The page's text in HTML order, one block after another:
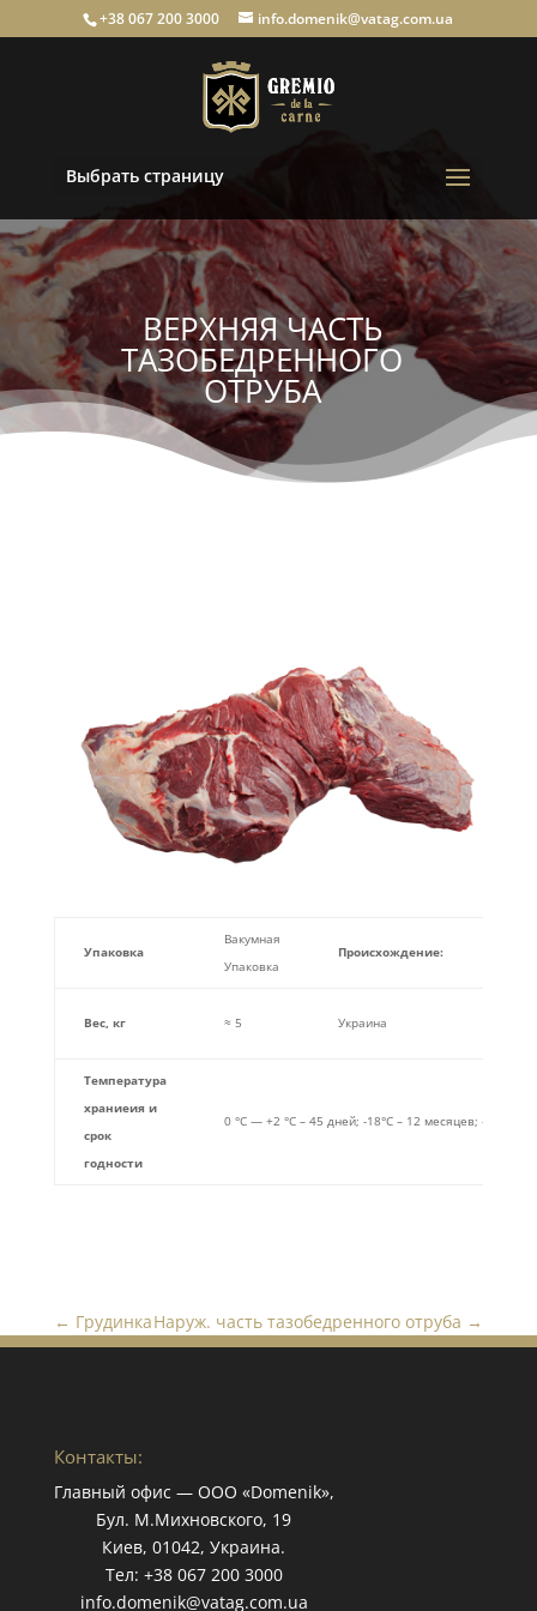
+38 067 200 3000 info.domenik@vatag.com.ua
Выбрать страницу
ВЕРХНЯЯ ЧАСТЬ
ТАЗОБЕДРЕННОГО
ОТРУБА
Упаковка
Вакумная
Упаковка
Происхождение:
Вес, кг ≈ 5 Украина
Температура
храниеия и
срок
годности
0 °C — +2 °C – 45 дней; -18°C – 12 месяцев; -25°C –
← ГрудинкаНаруж. часть тазобедренного отруба →
Контакты:
Главный офис — ООО «Domenik»,
Бул. М.Михновского, 19
Киев, 01042, Украина.
Тел: +38 067 200 3000
info.domenik@vatag.com.ua